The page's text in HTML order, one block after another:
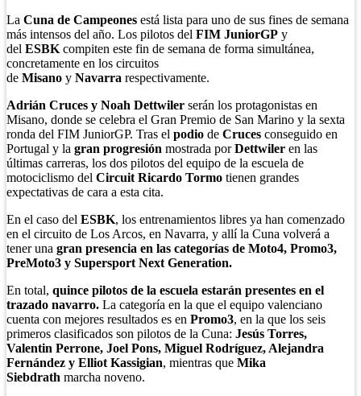
La Cuna de Campeones está lista para uno de sus fines de semana
más intensos del año. Los pilotos del FIM JuniorGP y
del ESBK compiten este fin de semana de forma simultánea,
concretamente en los circuitos
de Misano y Navarra respectivamente.
Adrián Cruces y Noah Dettwiler serán los protagonistas en
Misano, donde se celebra el Gran Premio de San Marino y la sexta
ronda del FIM JuniorGP. Tras el podio de Cruces conseguido en
Portugal y la gran progresión mostrada porDettwiler en las
últimas carreras, los dos pilotos del equipo de la escuela de
motociclismo del Circuit Ricardo Tormo tienen grandes
expectativas de cara a esta cita.
En el caso del ESBK, los entrenamientos libres ya han comenzado
en el circuito de Los Arcos, en Navarra, y allí la Cuna volverá a
tener una gran presencia en las categorías de Moto4, Promo3,
PreMoto3 y Supersport Next Generation.
En total, quince pilotos de la escuela estarán presentes en el
trazado navarro. La categoría en la que el equipo valenciano
cuenta con mejores resultados es en Promo3, en la que los seis
primeros clasificados son pilotos de la Cuna: Jesús Torres,
Valentin Perrone, Joel Pons, Miguel Rodríguez, Alejandra
Fernández y Elliot Kassigian, mientras que Mika
Siebdrath marcha noveno.